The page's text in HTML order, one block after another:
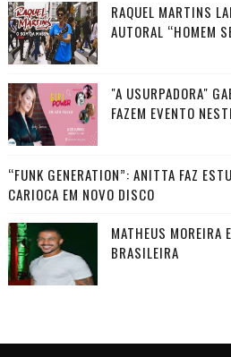
RAQUEL MARTINS
AUTORAL “HOMEM
"A USURPADORA"
FAZEM EVENTO
“FUNK GENERATION”: ANITTA FAZ
CARIOCA EM NOVO DISCO
MATHEUS MOREIRA
BRASILEIRA